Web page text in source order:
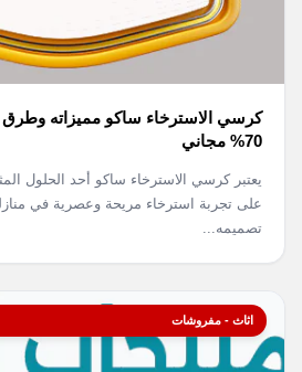
كرسي الاسترخاء ساكو مميزاته
70% مجاني
يعتبر كرسي الاسترخاء ساكو أحد الحلول
على تجربة استرخاء مريحة وعصرية في
تصميمه...
اثاث - مفروشات